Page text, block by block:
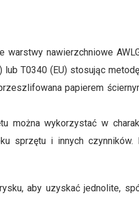
nawierzchniowe
T0340 (EU) stosując
papierem
można wykorzystać w
sprzętu i innych czynników.
aby uzyskać jednolite,